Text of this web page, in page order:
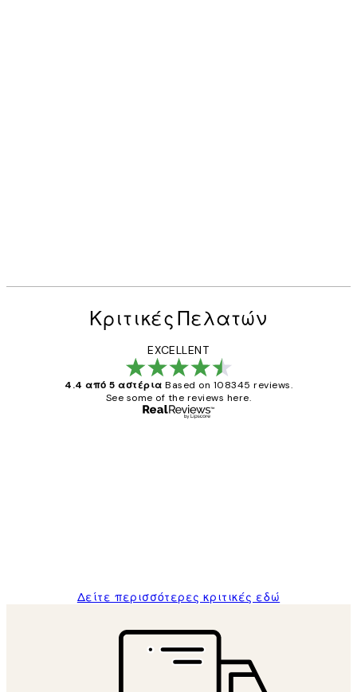
Κριτικές Πελατών
EXCELLENT
4.4 από 5 αστέρια Based on 108345 reviews.
See some of the reviews here.
Δείτε περισσότερες κριτικές εδώ